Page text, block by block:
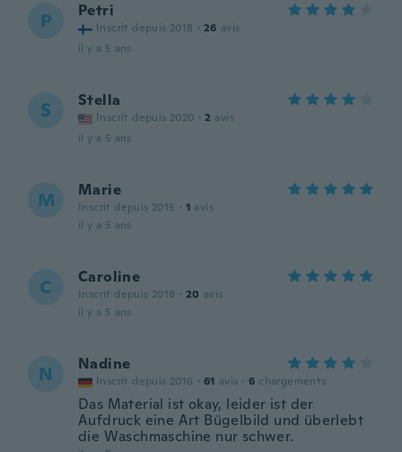
P Petri
Inscrit depuis 2018 · 26 avis
il y a 5 ans
S Stella
Inscrit depuis 2020 · 2 avis
il y a 5 ans
M Marie
Inscrit depuis 2015 · 1 avis
il y a 5 ans
C Caroline
Inscrit depuis 2018 · 20 avis
il y a 5 ans
N Nadine
Inscrit depuis 2016 · 61 avis · 6 chargements
Das Material ist okay, leider ist der
Aufdruck eine Art Bügelbild und überlebt
die Waschmaschine nur schwer.